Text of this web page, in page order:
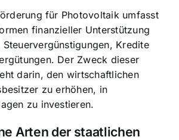
für Photovoltaik umfasst
finanzieller Unterstützung
Steuervergünstigungen, Kredite
Der Zweck dieser
darin, den wirtschaftlichen
zu erhöhen, in
zu investieren.
Arten der staatlichen